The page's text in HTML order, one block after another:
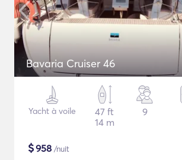
Bavaria Cruiser 46
Yacht à voile
47 ft
14 m
9
$958 /nuit